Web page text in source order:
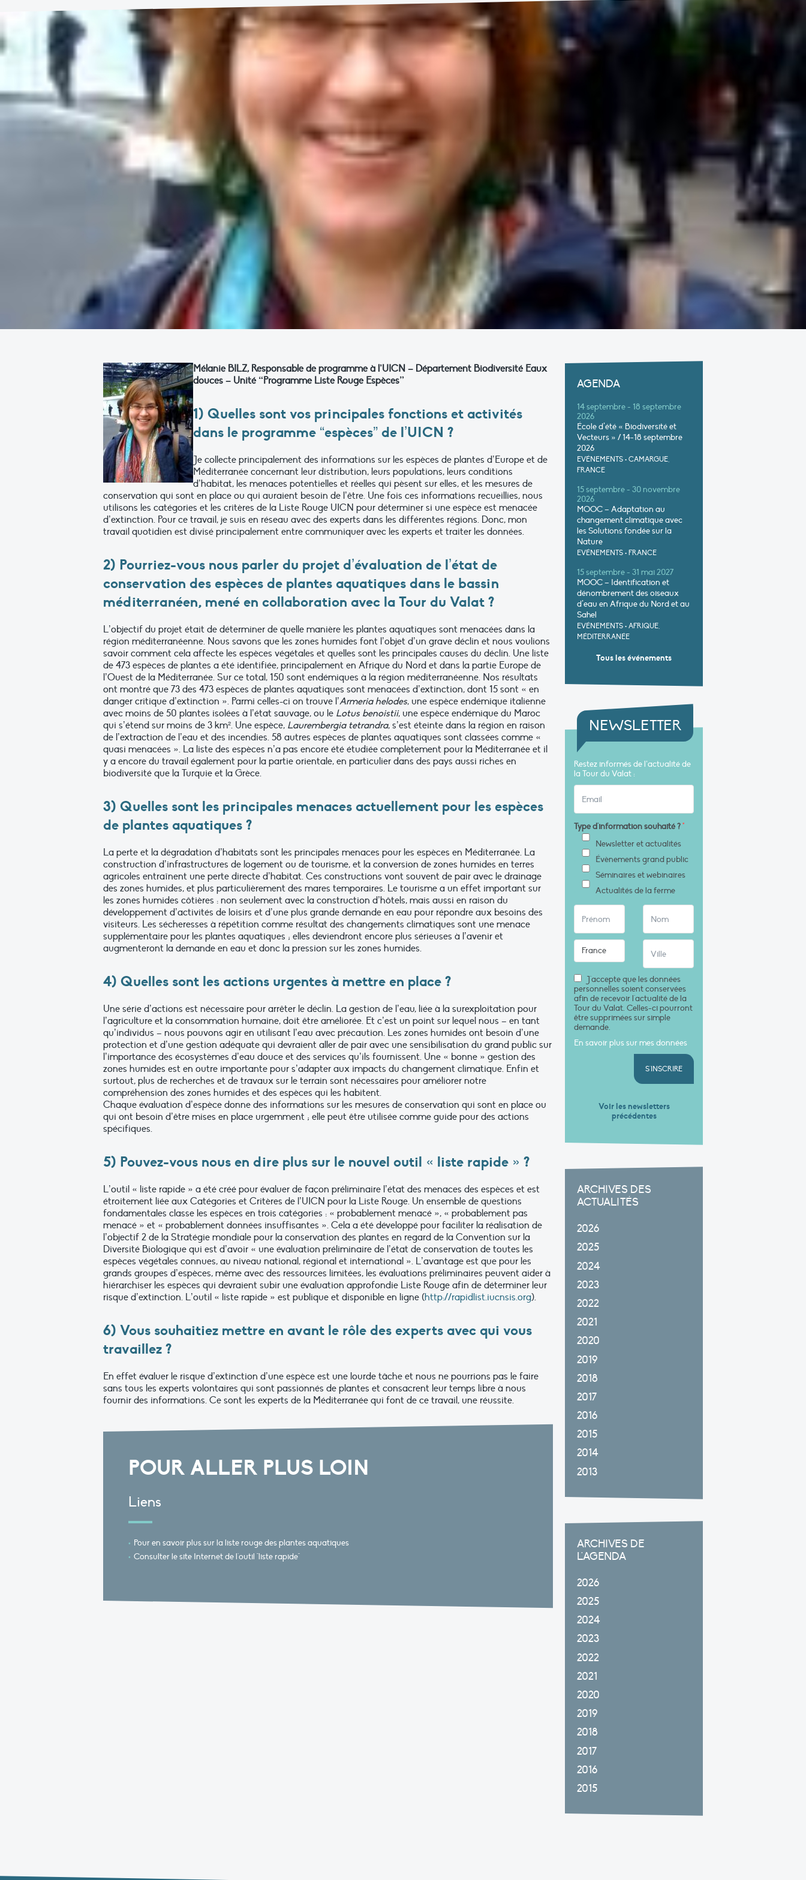
Mélanie BILZ, Responsable de programme à l’UICN – Département Biodiversité Eaux
douces – Unité “Programme Liste Rouge Espèces”
1) Quelles sont vos principales fonctions et activités
dans le programme “espèces” de l’UICN ?
Je collecte principalement des informations sur les espèces de plantes d’Europe et de
Méditerranée concernant leur distribution, leurs populations, leurs conditions
d’habitat, les menaces potentielles et réelles qui pèsent sur elles, et les mesures de
conservation qui sont en place ou qui auraient besoin de l’être. Une fois ces informations recueillies, nous
utilisons les catégories et les critères de la Liste Rouge UICN pour déterminer si une espèce est menacée
d’extinction. Pour ce travail, je suis en réseau avec des experts dans les différentes régions. Donc, mon
travail quotidien est divisé principalement entre communiquer avec les experts et traiter les données.
2) Pourriez-vous nous parler du projet d’évaluation de l’état de
conservation des espèces de plantes aquatiques dans le bassin
méditerranéen, mené en collaboration avec la Tour du Valat ?
L’objectif du projet était de déterminer de quelle manière les plantes aquatiques sont menacées dans la
région méditerranéenne. Nous savons que les zones humides font l’objet d’un grave déclin et nous voulions
savoir comment cela affecte les espèces végétales et quelles sont les principales causes du déclin. Une liste
de 473 espèces de plantes a été identifiée, principalement en Afrique du Nord et dans la partie Europe de
l’Ouest de la Méditerranée. Sur ce total, 150 sont endémiques à la région méditerranéenne. Nos résultats
ont montré que 73 des 473 espèces de plantes aquatiques sont menacées d’extinction, dont 15 sont « en
danger critique d’extinction ». Parmi celles-ci on trouve l’Armeria helodes, une espèce endémique italienne
avec moins de 50 plantes isolées à l’état sauvage, ou le Lotus benoistii, une espèce endémique du Maroc
qui s’étend sur moins de 3 km². Une espèce, Laurembergia tetrandra, s’est éteinte dans la région en raison
de l’extraction de l’eau et des incendies. 58 autres espèces de plantes aquatiques sont classées comme «
quasi menacées ». La liste des espèces n’a pas encore été étudiée complètement pour la Méditerranée et il
y a encore du travail également pour la partie orientale, en particulier dans des pays aussi riches en
biodiversité que la Turquie et la Grèce.
3) Quelles sont les principales menaces actuellement pour les espèces
de plantes aquatiques ?
La perte et la dégradation d’habitats sont les principales menaces pour les espèces en Méditerranée. La
construction d’infrastructures de logement ou de tourisme, et la conversion de zones humides en terres
agricoles entraînent une perte directe d’habitat. Ces constructions vont souvent de pair avec le drainage
des zones humides, et plus particulièrement des mares temporaires. Le tourisme a un effet important sur
les zones humides côtières : non seulement avec la construction d’hôtels, mais aussi en raison du
développement d’activités de loisirs et d’une plus grande demande en eau pour répondre aux besoins des
visiteurs. Les sécheresses à répétition comme résultat des changements climatiques sont une menace
supplémentaire pour les plantes aquatiques ; elles deviendront encore plus sérieuses à l’avenir et
augmenteront la demande en eau et donc la pression sur les zones humides.
4) Quelles sont les actions urgentes à mettre en place ?
Une série d’actions est nécessaire pour arrêter le déclin. La gestion de l’eau, liée à la surexploitation pour
l’agriculture et la consommation humaine, doit être améliorée. Et c’est un point sur lequel nous – en tant
qu’individus – nous pouvons agir en utilisant l’eau avec précaution. Les zones humides ont besoin d’une
protection et d’une gestion adéquate qui devraient aller de pair avec une sensibilisation du grand public sur
l’importance des écosystèmes d’eau douce et des services qu’ils fournissent. Une « bonne » gestion des
zones humides est en outre importante pour s’adapter aux impacts du changement climatique. Enfin et
surtout, plus de recherches et de travaux sur le terrain sont nécessaires pour améliorer notre
compréhension des zones humides et des espèces qui les habitent.
Chaque évaluation d’espèce donne des informations sur les mesures de conservation qui sont en place ou
qui ont besoin d’être mises en place urgemment ; elle peut être utilisée comme guide pour des actions
spécifiques.
5) Pouvez-vous nous en dire plus sur le nouvel outil « liste rapide » ?
L’outil « liste rapide » a été créé pour évaluer de façon préliminaire l’état des menaces des espèces et est
étroitement liée aux Catégories et Critères de l’UICN pour la Liste Rouge. Un ensemble de questions
fondamentales classe les espèces en trois catégories : « probablement menacé », « probablement pas
menacé » et « probablement données insuffisantes ». Cela a été développé pour faciliter la réalisation de
l’objectif 2 de la Stratégie mondiale pour la conservation des plantes en regard de la Convention sur la
Diversité Biologique qui est d’avoir « une évaluation préliminaire de l’état de conservation de toutes les
espèces végétales connues, au niveau national, régional et international ». L’avantage est que pour les
grands groupes d’espèces, même avec des ressources limitées, les évaluations préliminaires peuvent aider à
hiérarchiser les espèces qui devraient subir une évaluation approfondie Liste Rouge afin de déterminer leur
risque d’extinction. L’outil « liste rapide » est publique et disponible en ligne (http://rapidlist.iucnsis.org).
6) Vous souhaitiez mettre en avant le rôle des experts avec qui vous
travaillez ?
En effet évaluer le risque d’extinction d’une espèce est une lourde tâche et nous ne pourrions pas le faire
sans tous les experts volontaires qui sont passionnés de plantes et consacrent leur temps libre à nous
fournir des informations. Ce sont les experts de la Méditerranée qui font de ce travail, une réussite.
POUR ALLER PLUS LOIN
Liens
Pour en savoir plus sur la liste rouge des plantes aquatiques
Consulter le site Internet de l'outil "liste rapide"
AGENDA
14 septembre - 18 septembre
2026
École d’été « Biodiversité et
Vecteurs » / 14-18 septembre
2026
EVÉNEMENTS • CAMARGUE,
FRANCE
15 septembre - 30 novembre
2026
MOOC – Adaptation au
changement climatique avec
les Solutions fondée sur la
Nature
EVÉNEMENTS • FRANCE
15 septembre - 31 mai 2027
MOOC – Identification et
dénombrement des oiseaux
d’eau en Afrique du Nord et au
Sahel
EVÉNEMENTS • AFRIQUE,
MÉDITERRANÉE
Tous les événements
NEWSLETTER
Restez informés de l’actualité de
la Tour du Valat :
Type d'information souhaité ?*
Newsletter et actualités
Évènements grand public
Séminaires et webinaires
Actualités de la ferme
J'accepte que les données
personnelles soient conservées
afin de recevoir l'actualité de la
Tour du Valat. Celles-ci pourront
être supprimées sur simple
demande.
En savoir plus sur mes données
S'INSCRIRE
Voir les newsletters
précédentes
ARCHIVES DES
ACTUALITÉS
2026
2025
2024
2023
2022
2021
2020
2019
2018
2017
2016
2015
2014
2013
ARCHIVES DE
L'AGENDA
2026
2025
2024
2023
2022
2021
2020
2019
2018
2017
2016
2015